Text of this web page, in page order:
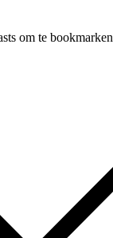
om te bookmarken